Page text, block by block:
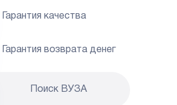
Гарантия качества
Гарантия возврата денег
Поиск ВУЗА